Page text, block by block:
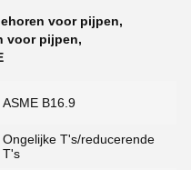
voor pijpen,
voor pijpen,
ASME B16.9
Ongelijke T's/reducerende
T's